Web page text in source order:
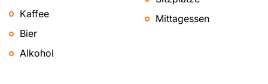
Kaffee
Bier
Alkohol
Mittagessen